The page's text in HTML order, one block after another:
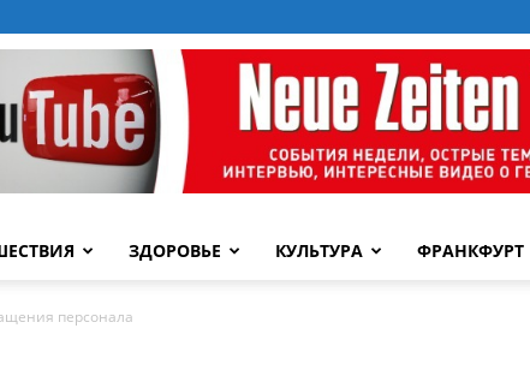
ЗДОРОВЬЕ КУЛЬТУРА ФРАНКФУРТ
персонала